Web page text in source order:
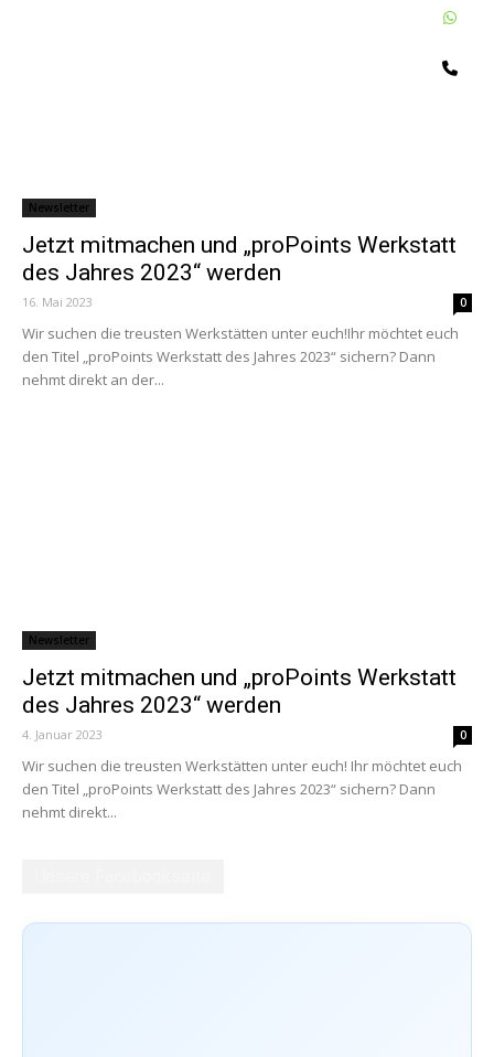
Newsletter
Jetzt mitmachen und „proPoints Werkstatt
des Jahres 2023“ werden
16. Mai 2023 0
Wir suchen die treusten Werkstätten unter euch!Ihr möchtet euch
den Titel „proPoints Werkstatt des Jahres 2023“ sichern? Dann
nehmt direkt an der...
Newsletter
Jetzt mitmachen und „proPoints Werkstatt
des Jahres 2023“ werden
4. Januar 2023 0
Wir suchen die treusten Werkstätten unter euch! Ihr möchtet euch
den Titel „proPoints Werkstatt des Jahres 2023“ sichern? Dann
nehmt direkt...